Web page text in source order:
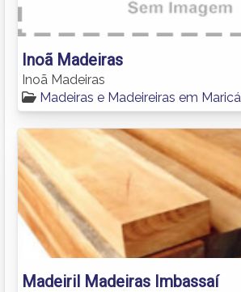
Inoã Madeiras
Inoã Madeiras
Madeiras e Madeireiras em Maricá
Madeiril Madeiras Imbassaí